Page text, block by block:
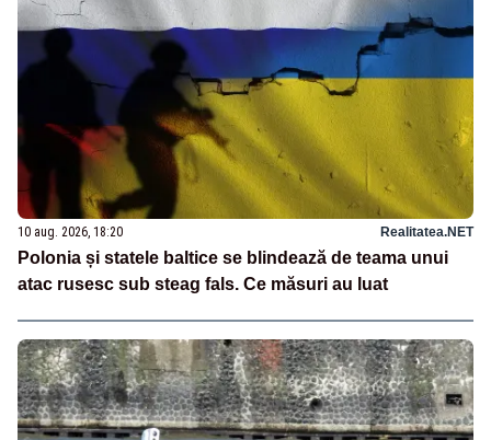
10 aug. 2026, 18:20 Realitatea.NET
Polonia și statele baltice se blindează de teama unui
atac rusesc sub steag fals. Ce măsuri au luat